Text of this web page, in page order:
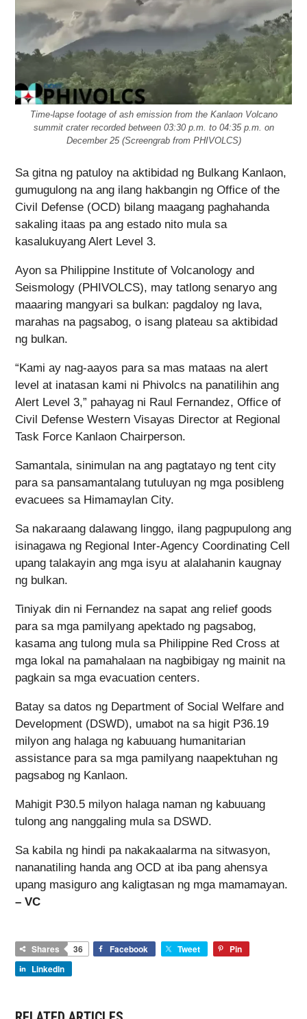
Time-lapse footage of ash emission from the Kanlaon Volcano
summit crater recorded between 03:30 p.m. to 04:35 p.m. on
December 25 (Screengrab from PHIVOLCS)
Sa gitna ng patuloy na aktibidad ng Bulkang Kanlaon,
gumugulong na ang ilang hakbangin ng Office of the
Civil Defense (OCD) bilang maagang paghahanda
sakaling itaas pa ang estado nito mula sa
kasalukuyang Alert Level 3.
Ayon sa Philippine Institute of Volcanology and
Seismology (PHIVOLCS), may tatlong senaryo ang
maaaring mangyari sa bulkan: pagdaloy ng lava,
marahas na pagsabog, o isang plateau sa aktibidad
ng bulkan.
“Kami ay nag-aayos para sa mas mataas na alert
level at inatasan kami ni Phivolcs na panatilihin ang
Alert Level 3,” pahayag ni Raul Fernandez, Office of
Civil Defense Western Visayas Director at Regional
Task Force Kanlaon Chairperson.
Samantala, sinimulan na ang pagtatayo ng tent city
para sa pansamantalang tutuluyan ng mga posibleng
evacuees sa Himamaylan City.
Sa nakaraang dalawang linggo, ilang pagpupulong ang
isinagawa ng Regional Inter-Agency Coordinating Cell
upang talakayin ang mga isyu at alalahanin kaugnay
ng bulkan.
Tiniyak din ni Fernandez na sapat ang relief goods
para sa mga pamilyang apektado ng pagsabog,
kasama ang tulong mula sa Philippine Red Cross at
mga lokal na pamahalaan na nagbibigay ng mainit na
pagkain sa mga evacuation centers.
Batay sa datos ng Department of Social Welfare and
Development (DSWD), umabot na sa higit P36.19
milyon ang halaga ng kabuuang humanitarian
assistance para sa mga pamilyang naapektuhan ng
pagsabog ng Kanlaon.
Mahigit P30.5 milyon halaga naman ng kabuuang
tulong ang nanggaling mula sa DSWD.
Sa kabila ng hindi pa nakakaalarma na sitwasyon,
nananatiling handa ang OCD at iba pang ahensya
upang masiguro ang kaligtasan ng mga mamamayan.
– VC
Shares 36 Facebook Tweet
Pin
LinkedIn